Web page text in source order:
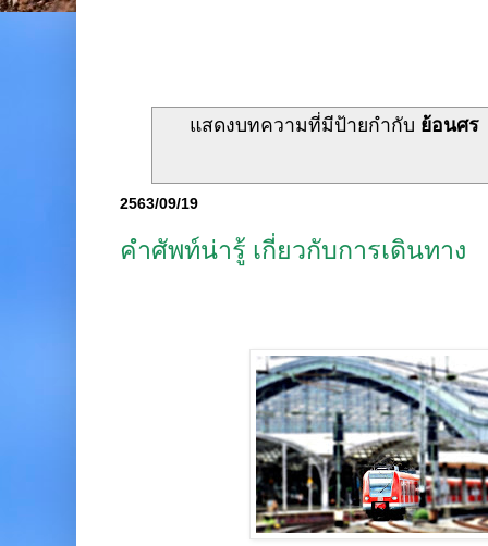
แสดงบทความที่มีป้ายกำกับ ย้อนศร
2563/09/19
คำศัพท์น่ารู้ เกี่ยวกับการเดินทาง